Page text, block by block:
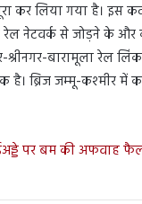
कर लिया गया है। इस
रेल नेटवर्क से जोड़ने के
बारामूला रेल
है। ब्रिज जम्‍मू-कश्‍मीर में
पर बम की अफवाह